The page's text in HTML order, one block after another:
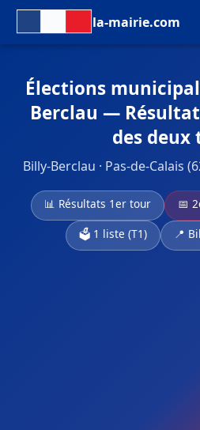
la-mairie.com
Élections
Berclau —
des deux
Billy-Berclau · Pas-de-Calais
📊 Résultats 1er tour
📅
🗳️ 1 liste (T1)
📍